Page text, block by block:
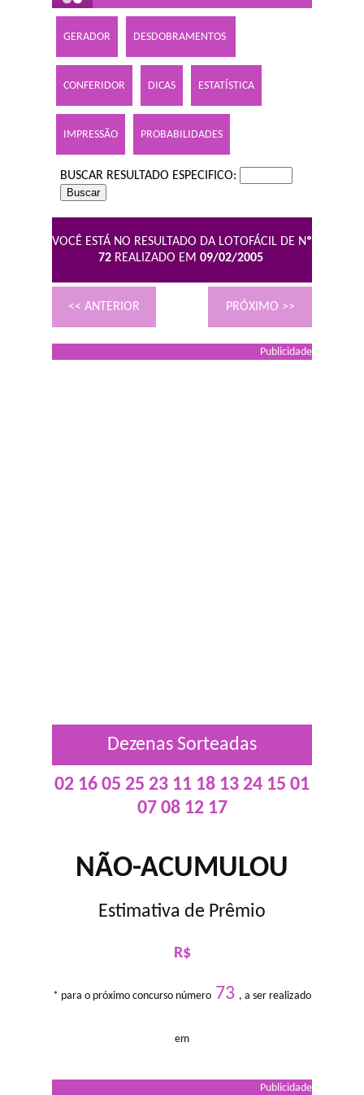
GERADOR DESDOBRAMENTOS
CONFERIDOR DICAS ESTATÍSTICA
IMPRESSÃO PROBABILIDADES
BUSCAR RESULTADO ESPECIFICO:
VOCÊ ESTÁ NO RESULTADO DA LOTOFÁCIL DE Nº
72 REALIZADO EM 09/02/2005
<< ANTERIOR PRÓXIMO >>
Publicidade
Dezenas Sorteadas
02 16 05 25 23 11 18 13 24 15 01
07 08 12 17
NÃO-ACUMULOU
Estimativa de Prêmio
R$
* para o próximo concurso número 73 , a ser realizado
em
Publicidade